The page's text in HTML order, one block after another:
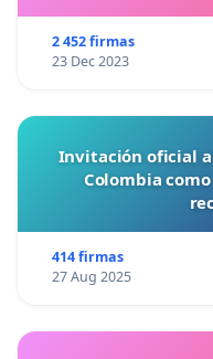
2 452 firmas
23 Dec 2023
Invitación oficial
Colombia
414 firmas
27 Aug 2025